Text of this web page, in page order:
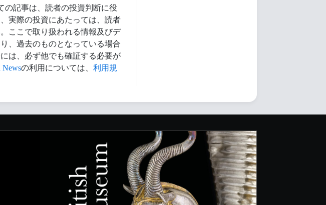
の記事は、読者の投資判断に役
実際の投資にあたっては、読者
ここで取り扱われる情報及びデ
、過去のものとなっている場合
は、必ず他でも確証する必要が
Newsの利用については、 利用規